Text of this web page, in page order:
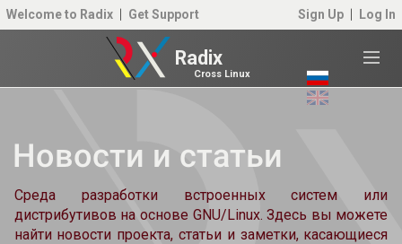
Welcome to Radix Get Support Sign Up Log In
Radix
Cross Linux
Новости и статьи
Среда разработки встроенных систем или
дистрибутивов на основе GNU/Linux. Здесь вы можете
найти новости проекта, статьи и заметки, касающиеся